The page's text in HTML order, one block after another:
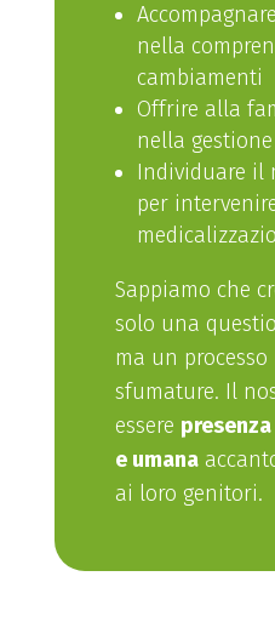
nella
cambiamenti
Offrire alla
nella
Individuare il
per
Sappiamo che
solo una
ma un processo
sfumature. Il
essere
e umana
ai loro genitori.